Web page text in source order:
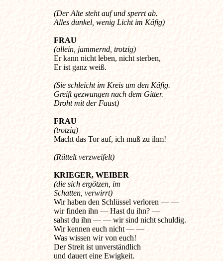
(Der Alte steht auf und sperrt ab.
Alles dunkel, wenig Licht im Käfig)
FRAU
(allein, jammernd, trotzig)
Er kann nicht leben, nicht sterben,
Er ist ganz weiß.
(Sie schleicht im Kreis um den Käfig.
Greift gezwungen nach dem Gitter.
Droht mit der Faust)
FRAU
(trotzig)
Macht das Tor auf, ich muß zu ihm!
(Rüttelt verzweifelt)
KRIEGER, WEIBER
(die sich ergötzen, im
Schatten, verwirrt)
Wir haben den Schlüssel verloren — —
wir finden ihn — Hast du ihn? —
sahst du ihn — — wir sind nicht schuldig.
Wir kennen euch nicht — —
Was wissen wir von euch!
Der Streit ist unverständlich
und dauert eine Ewigkeit.